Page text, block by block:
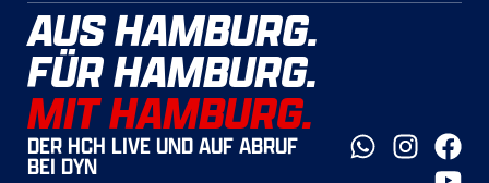
AUS HAMBURG.
FÜR HAMBURG.
MIT HAMBURG.
DER HCH LIVE UND AUF ABRUF
BEI DYN